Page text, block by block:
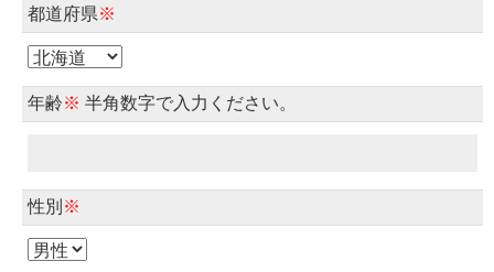
都道府県※
年齢※ 半角数字で入力ください。
性別 ※